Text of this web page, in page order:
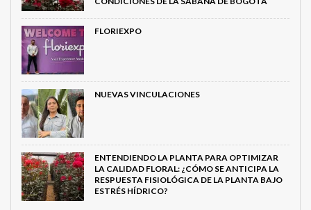
FLORIEXPO
NUEVAS VINCULACIONES
ENTENDIENDO LA PLANTA PARA OPTIMIZAR
LA CALIDAD FLORAL: ¿CÓMO SE ANTICIPA LA
RESPUESTA FISIOLÓGICA DE LA PLANTA BAJO
ESTRÉS HÍDRICO?